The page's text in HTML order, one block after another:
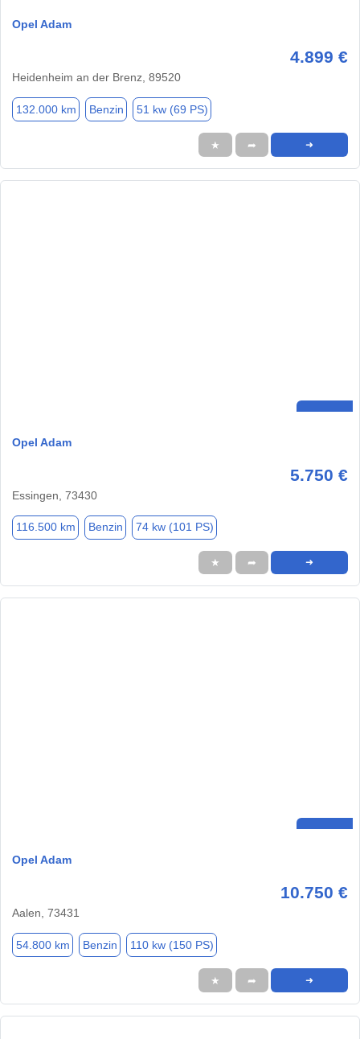
Opel Adam
4.899 €
Heidenheim an der Brenz, 89520
132.000 km Benzin 51 kw (69 PS)
★ ➦ ➜
Opel Adam
5.750 €
Essingen, 73430
116.500 km Benzin 74 kw (101 PS)
★ ➦ ➜
Opel Adam
10.750 €
Aalen, 73431
54.800 km Benzin 110 kw (150 PS)
★ ➦ ➜